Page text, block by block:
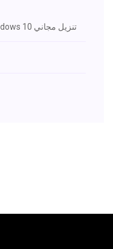
تطبيق محرر الصور لنظام التشغيل windows 10 تنزيل مجاني